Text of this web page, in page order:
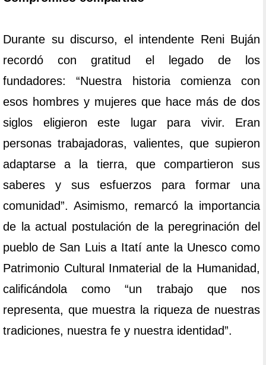
Durante su discurso, el intendente Reni Buján
recordó con gratitud el legado de los
fundadores: “Nuestra historia comienza con
esos hombres y mujeres que hace más de dos
siglos eligieron este lugar para vivir. Eran
personas trabajadoras, valientes, que supieron
adaptarse a la tierra, que compartieron sus
saberes y sus esfuerzos para formar una
comunidad”. Asimismo, remarcó la importancia
de la actual postulación de la peregrinación del
pueblo de San Luis a Itatí ante la Unesco como
Patrimonio Cultural Inmaterial de la Humanidad,
calificándola como “un trabajo que nos
representa, que muestra la riqueza de nuestras
tradiciones, nuestra fe y nuestra identidad”.